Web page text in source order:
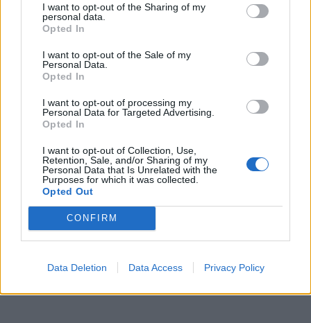
I want to opt-out of the Sharing of my
personal data.
Opted In
I want to opt-out of the Sale of my
Personal Data.
Opted In
I want to opt-out of processing my
Personal Data for Targeted Advertising.
Opted In
I want to opt-out of Collection, Use,
Retention, Sale, and/or Sharing of my
Personal Data that Is Unrelated with the
Purposes for which it was collected.
Opted Out
CONFIRM
Data Deletion Data Access Privacy Policy